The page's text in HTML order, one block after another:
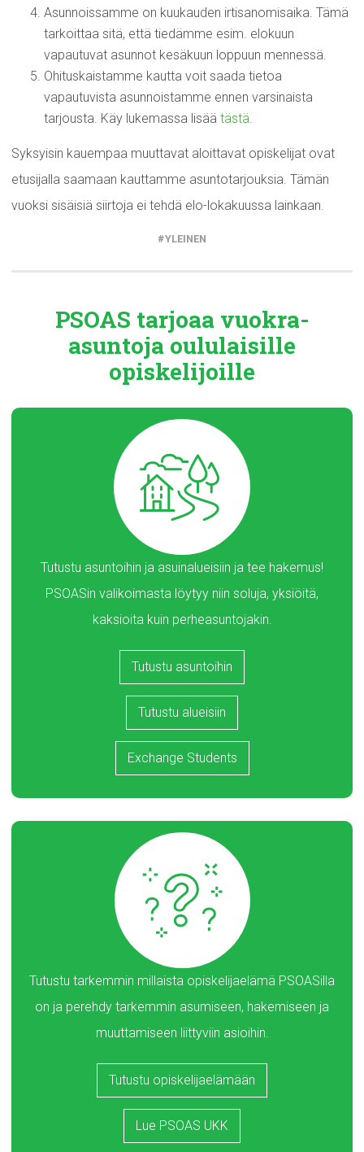
Asunnoissamme on kuukauden irtisanomisaika. Tämä
tarkoittaa sitä, että tiedämme esim. elokuun
vapautuvat asunnot kesäkuun loppuun mennessä.
Ohituskaistamme kautta voit saada tietoa
vapautuvista asunnoistamme ennen varsinaista
tarjousta. Käy lukemassa lisää tästä.
Syksyisin kauempaa muuttavat aloittavat opiskelijat ovat
etusijalla saamaan kauttamme asuntotarjouksia. Tämän
vuoksi sisäisiä siirtoja ei tehdä elo-lokakuussa lainkaan.
YLEINEN
PSOAS tarjoaa vuokra-
asuntoja oululaisille
opiskelijoille
Tutustu asuntoihin ja asuinalueisiin ja tee hakemus!
PSOASin valikoimasta löytyy niin soluja, yksiöitä,
kaksioita kuin perheasuntojakin.
Tutustu asuntoihin
Tutustu alueisiin
Exchange Students
Tutustu tarkemmin millaista opiskelijaelämä PSOASilla
on ja perehdy tarkemmin asumiseen, hakemiseen ja
muuttamiseen liittyviin asioihin.
Tutustu opiskelijaelämään
Lue PSOAS UKK